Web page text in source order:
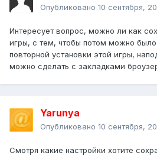
Опубликовано 10 сентября,
Интересует вопрос, можно ли как
игры, с тем, чтобы потом можно
повторной установки этой игры,
можно сделать с закладками
Yarunya
Опубликовано 10 сентября,
Смотря какие настройки хотите